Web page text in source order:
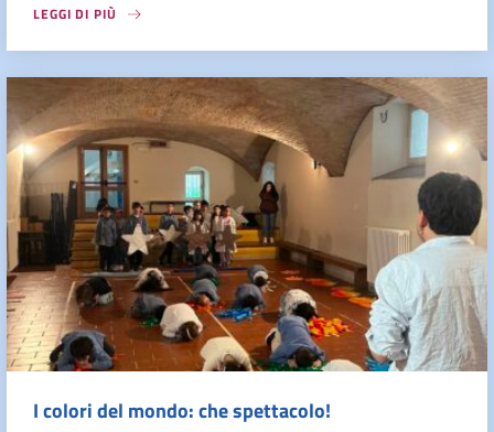
LEGGI DI PIÙ
I colori del mondo: che spettacolo!